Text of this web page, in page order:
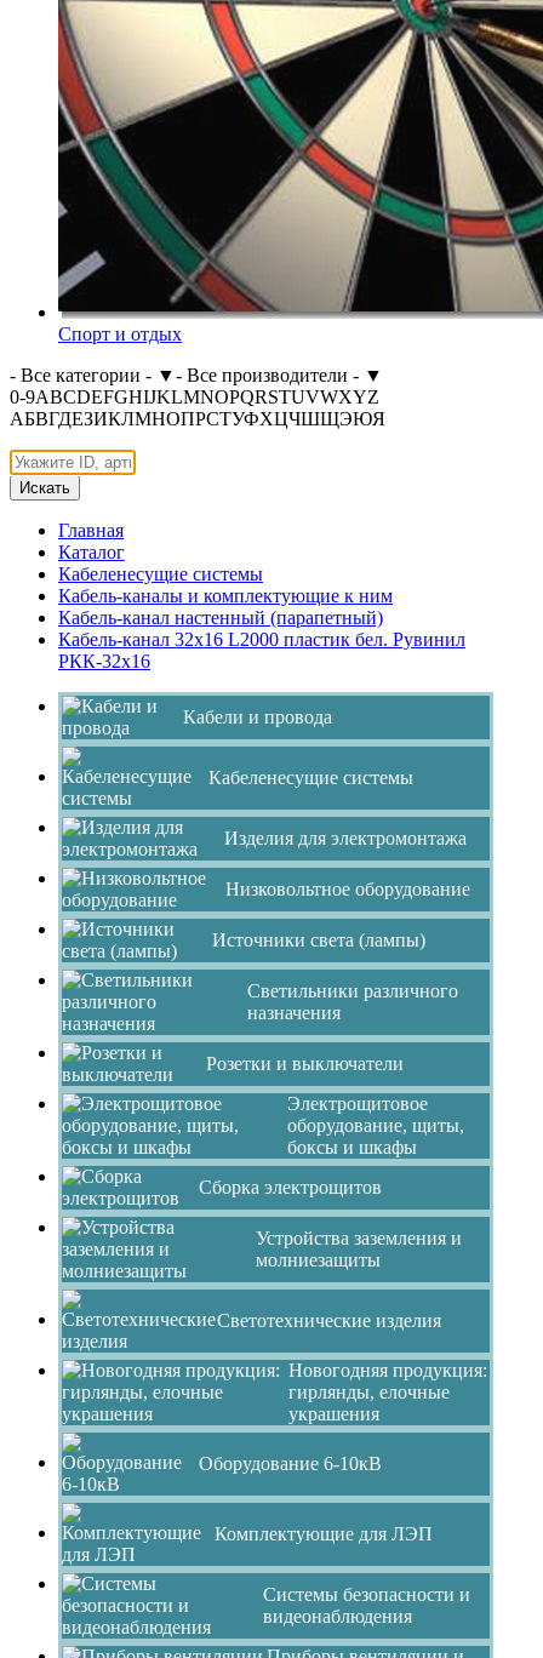
Спорт и отдых
- Все категории - ▼- Все производители - ▼
0-9ABCDEFGHIJKLMNOPQRSTUVWXYZ
АБВГДЕЗИКЛМНОПРСТУФХЦЧШЩЭЮЯ
Искать
Главная
Каталог
Кабеленесущие системы
Кабель-каналы и комплектующие к ним
Кабель-канал настенный (парапетный)
Кабель-канал 32х16 L2000 пластик бел. Рувинил
РКК-32х16
Кабели и провода
Кабеленесущие системы
Изделия для электромонтажа
Низковольтное оборудование
Источники света (лампы)
Светильники различного
назначения
Розетки и выключатели
Электрощитовое
оборудование, щиты,
боксы и шкафы
Сборка электрощитов
Устройства заземления и
молниезащиты
Светотехнические изделия
Новогодняя продукция:
гирлянды, елочные
украшения
Оборудование 6-10кВ
Комплектующие для ЛЭП
Системы безопасности и
видеонаблюдения